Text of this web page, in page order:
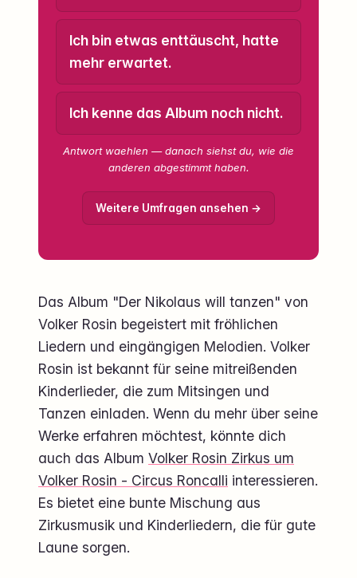
Ich bin etwas enttäuscht, hatte
mehr erwartet.
Ich kenne das Album noch nicht.
Antwort waehlen — danach siehst du, wie die
anderen abgestimmt haben.
Weitere Umfragen ansehen →
Das Album "Der Nikolaus will tanzen" von
Volker Rosin begeistert mit fröhlichen
Liedern und eingängigen Melodien. Volker
Rosin ist bekannt für seine mitreißenden
Kinderlieder, die zum Mitsingen und
Tanzen einladen. Wenn du mehr über seine
Werke erfahren möchtest, könnte dich
auch das Album Volker Rosin Zirkus um
Volker Rosin - Circus Roncalli interessieren.
Es bietet eine bunte Mischung aus
Zirkusmusik und Kinderliedern, die für gute
Laune sorgen.